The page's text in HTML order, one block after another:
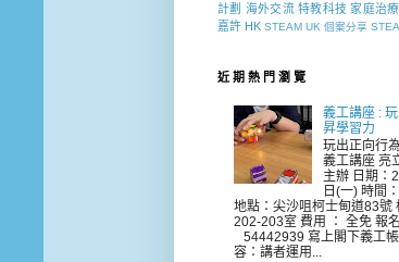
計劃 海外交流 特教科技 家庭治療
嘉許 HK STEAM UK 個案分享
近 期 熱 門 瀏 覽
義工講座 :
昇學習力
玩出正向行
義工講座 亮
主辦 日期：
日(一) 時間
地點：尖沙咀柯士甸道83號
202-203室 費用 ： 全免 報
54442939 寫上閣下義工
容：講者運用...